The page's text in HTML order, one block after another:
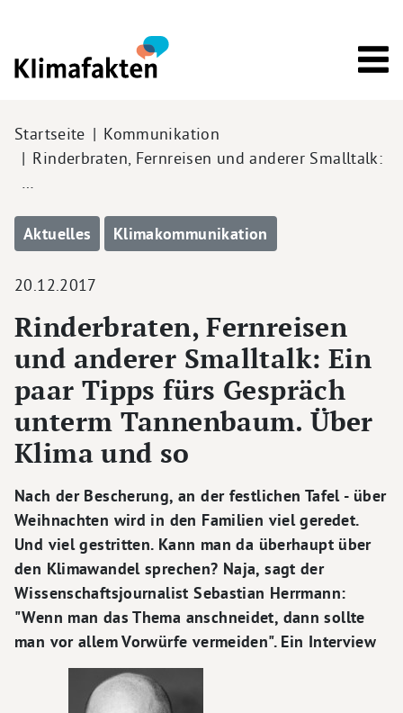
Pfadnavigation
Startseite
Kommunikation
Rinderbraten, Fernreisen und anderer Smalltalk:
…
Aktuelles Klimakommunikation
20.12.2017
Rinderbraten, Fernreisen
und anderer Smalltalk: Ein
paar Tipps fürs Gespräch
unterm Tannenbaum. Über
Klima und so
Nach der Bescherung, an der festlichen Tafel - über
Weihnachten wird in den Familien viel geredet.
Und viel gestritten. Kann man da überhaupt über
den Klimawandel sprechen? Naja, sagt der
Wissenschaftsjournalist Sebastian Herrmann:
"Wenn man das Thema anschneidet, dann sollte
man vor allem Vorwürfe vermeiden". Ein Interview